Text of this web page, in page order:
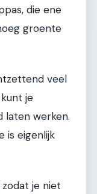
die ene
groente
veel
je
laten werken.
is eigenlijk
je niet